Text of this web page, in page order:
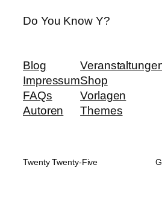
Do You Know Y?
Blog
Impressum
FAQs
Autoren
Shop
Vorlagen
Themes
Twenty Twenty-Five